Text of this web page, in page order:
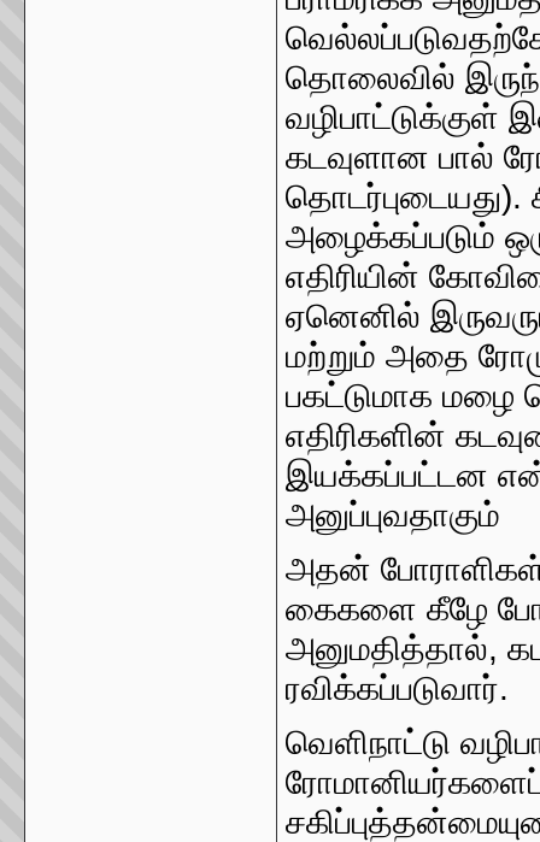
தொலைவில்
கடவுளான பால்
அழைக்கப்படும்
எதிரியின்
ஏனெனில்
மற்றும் அதை
பகட்டுமாக மழை
எதிரிகளின்
இயக்கப்பட்டன
அனுப்புவதாகும்
அதன்
கைகளை கீழே
அனுமதித்தால்,
ரவிக்கப்படுவார்.
வெளிநாட்டு